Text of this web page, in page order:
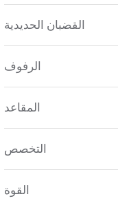
القضبان الحديدية
الرفوف
المقاعد
التخصص
القوة